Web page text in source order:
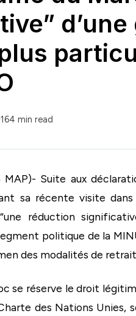
4 min read
MAP)- Suite aux
sa récente visite
réduction
politique de la
des modalités de
se réserve le droit
des Nations Unies,